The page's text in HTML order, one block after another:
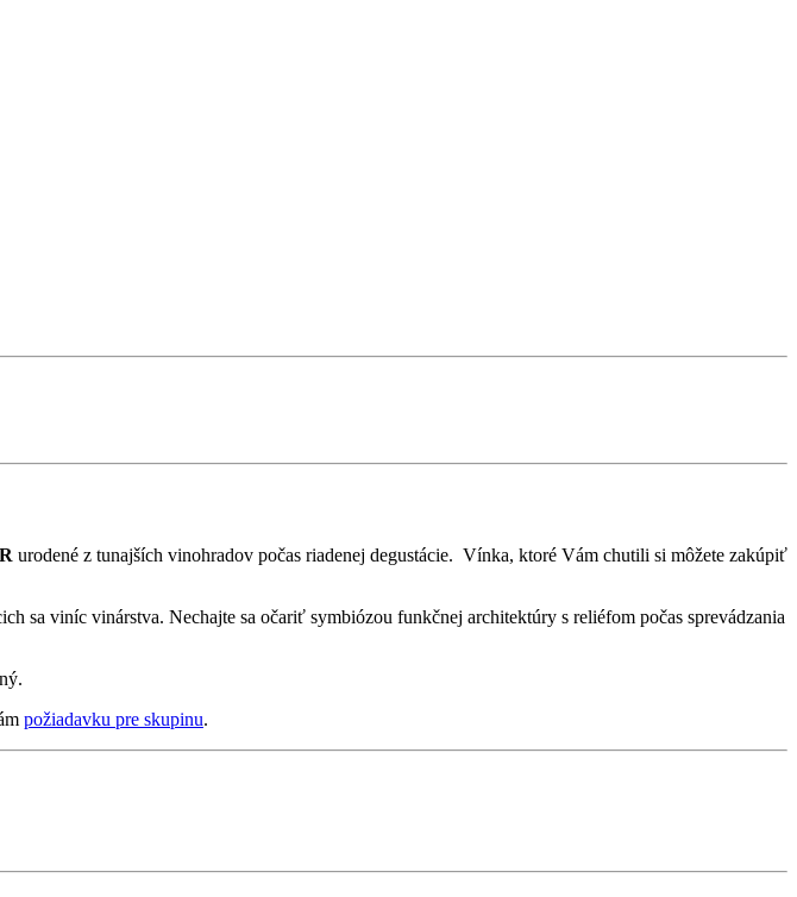
urodené z tunajších vinohradov počas riadenej degustácie. Vínka, ktoré Vám chutili si môžete zakúpiť
sa viníc vinárstva. Nechajte sa očariť symbiózou funkčnej architektúry s reliéfom počas sprevádzania
požiadavku pre skupinu.